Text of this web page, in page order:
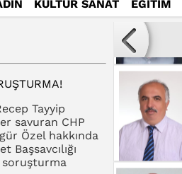
KÜLTÜR SANAT EĞİTİM
Tayyip
savuran CHP
Özel hakkında
Başsavcılığı
soruşturma